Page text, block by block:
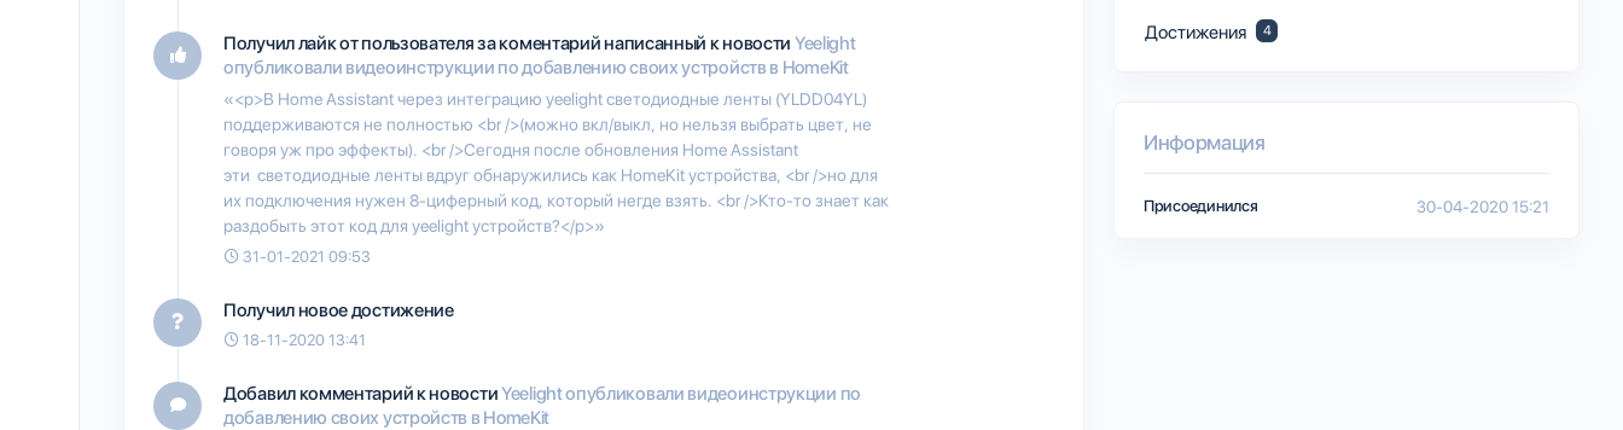
Получил лайк от пользователяза коментарий написанный к новости Yeelight
опубликовали видеоинструкции по добавлению своих устройств в HomeKit
«<p>В Home Assistant через интеграцию yeelight светодиодные ленты (YLDD04YL)
поддерживаются не полностью <br />(можно вкл/выкл, но нельзя выбрать цвет, не
говоря уж про эффекты). <br />Сегодня после обновления Home Assistant
эти светодиодные ленты вдруг обнаружились как HomeKit устройства, <br />но для
их подключения нужен 8-циферный код, который негде взять. <br />Кто-то знает как
раздобыть этот код для yeelight устройств?</p>»
31-01-2021 09:53
Получил новое достижение
18-11-2020 13:41
Добавил комментарий к новостиYeelight опубликовали видеоинструкции по
добавлению своих устройств в HomeKit
Достижения 4
Информация
Присоединился 30-04-2020 15:21